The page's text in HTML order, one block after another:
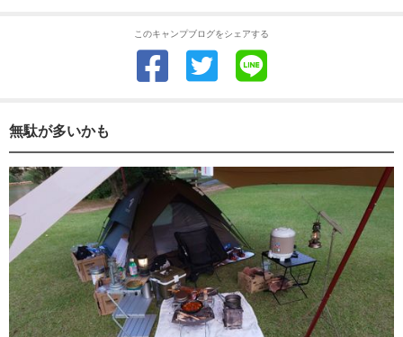
このキャンプブログをシェアする
無駄が多いかも